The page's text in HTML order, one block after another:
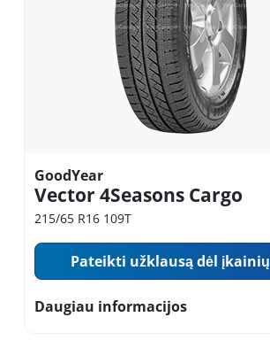
GoodYear
Vector 4Seasons Cargo
215/65 R16 109T
Pateikti užklausą dėl įkainių
Daugiau informacijos